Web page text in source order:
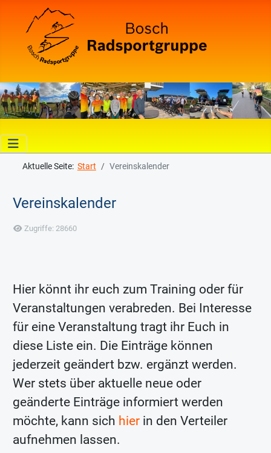
Aktuelle Seite: Start Vereinskalender
Vereinskalender
DetailsZugriffe: 28660
Hier könnt ihr euch zum Training oder für
Veranstaltungen verabreden. Bei Interesse
für eine Veranstaltung tragt ihr Euch in
diese Liste ein. Die Einträge können
jederzeit geändert bzw. ergänzt werden.
Wer stets über aktuelle neue oder
geänderte Einträge informiert werden
möchte, kann sich hierin den Verteiler
aufnehmen lassen.